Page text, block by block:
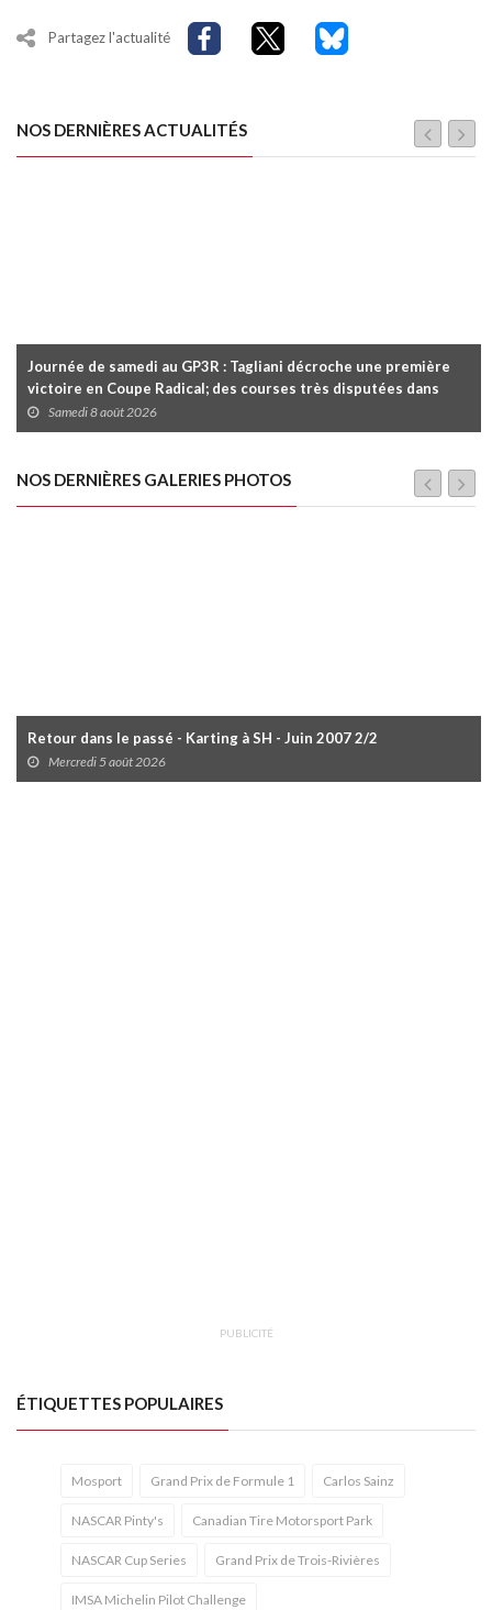
Partagez l'actualité
NOS DERNIÈRES ACTUALITÉS
Journée de samedi au GP3R : Tagliani décroche une première
victoire en Coupe Radical; des courses très disputées dans
toutes les séries
Samedi 8 août 2026
NOS DERNIÈRES GALERIES PHOTOS
Retour dans le passé - Karting à SH - Juin 2007 2/2
Mercredi 5 août 2026
PUBLICITÉ
ÉTIQUETTES POPULAIRES
Mosport Grand Prix de Formule 1 Carlos Sainz
NASCAR Pinty's Canadian Tire Motorsport Park
NASCAR Cup Series Grand Prix de Trois-Rivières
IMSA Michelin Pilot Challenge